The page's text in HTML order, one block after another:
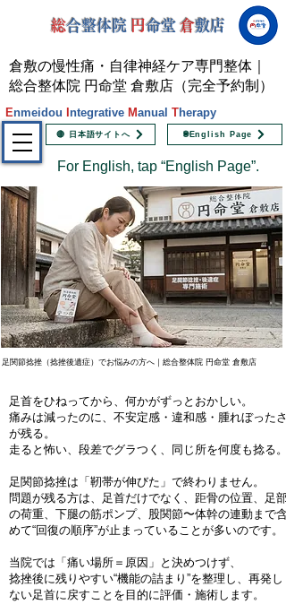
総合整体院 円命堂倉敷店
Enmeidou ntegrative Manual Therapy
🌐English Page
For English, tap “English Page”.
🔴 日本語サイトへ
倉敷の慢性痛・自律神経ケア専門整体｜
総合整体院 円命堂 倉敷店（完全予約制）
足関節捻挫（捻挫後遺症）でお悩みの方へ｜総合整体院 円命堂 倉敷店
足首をひねってから、何かがずっとおかしい。
痛みは減ったのに、不安定感・違和感・腫れぼったさ
が残る。
走ると怖い、段差でグラつく、同じ所を何度も捻る。
足関節捻挫は「靭帯が伸びた」で終わりません。
問題が残る方は、足首だけでなく、距骨の位置、足部
の荷重、下腿の筋ポンプ、股関節〜体幹の連動まで含
めて“回復の順序”が止まっていることが多いのです。
当院では「痛い場所＝原因」と決めつけず、
捻挫後に残りやすい“機能の詰まり”を整理し、再発し
ない足首に戻すことを目的に評価・施術します。